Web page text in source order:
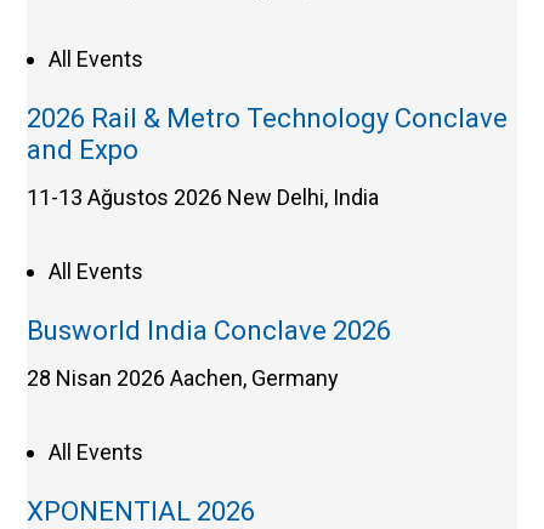
All Events
2026 Rail & Metro Technology Conclave
and Expo
11-13 Ağustos 2026 New Delhi, India
All Events
Busworld India Conclave 2026
28 Nisan 2026Aachen, Germany
All Events
XPONENTIAL 2026